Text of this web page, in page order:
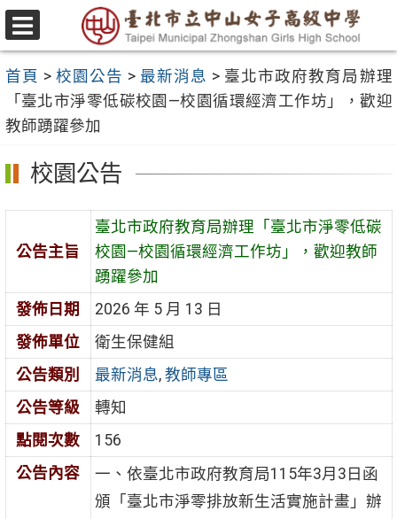
跳
至
要
容
區
選
單
首頁 > 校園公告 > 最新消息 > 臺北市政府教育局辦理
「臺北市淨零低碳校園—校園循環經濟工作坊」，歡迎
教師踴躍參加
校園公告
公告主旨
臺北市政府教育局辦理「臺北市淨零低碳
校園—校園循環經濟工作坊」，歡迎教師
踴躍參加
發佈日期
2026 年 5 月 13 日
發佈單位
衛生保健組
公告類別
最新消息, 教師專區
公告等級
轉知
點閱次數
156
公告內容
一、依臺北市政府教育局115年3月3日函
頒「臺北市淨零排放新生活實施計畫」辦